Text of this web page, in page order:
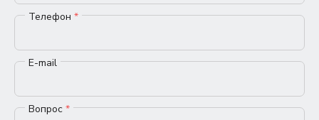
Телефон *
E-mail
Вопрос *